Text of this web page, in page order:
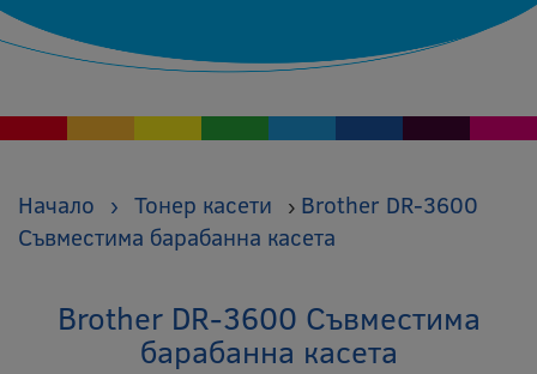
Начало › Тонер касети › Brother DR-3600
Съвместима барабанна касета
Brother DR-3600 Съвместима
барабанна касета